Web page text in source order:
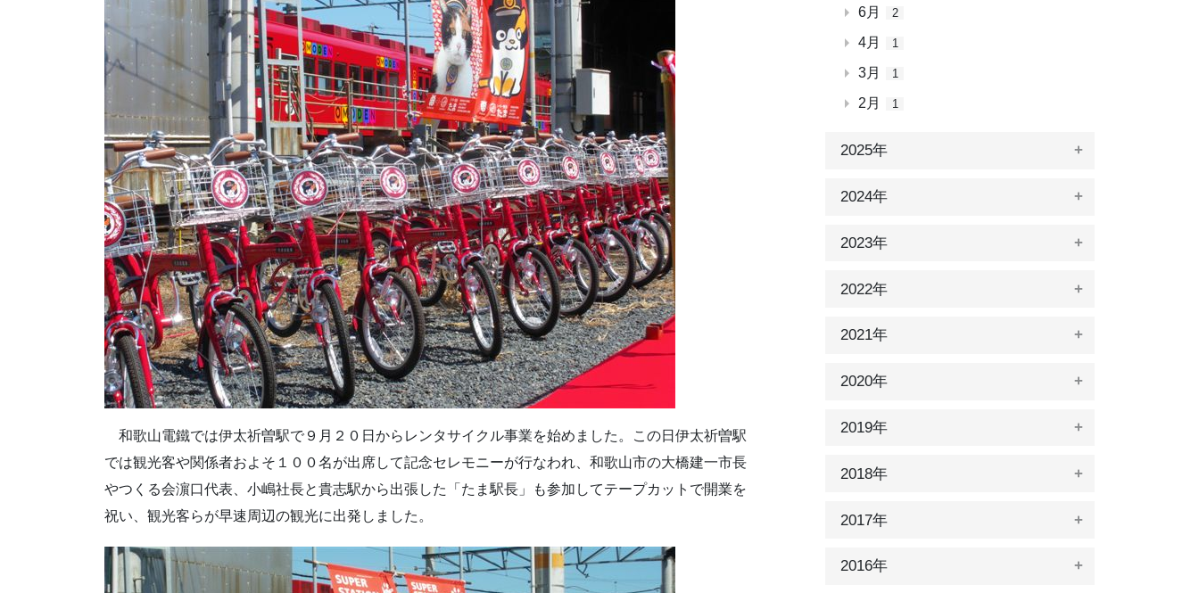
和歌山電鐵では伊太祈曽駅で９月２０日からレンタサイクル事業を始めました。この日伊太祈曽駅
では観光客や関係者およそ１００名が出席して記念セレモニーが行なわれ、和歌山市の大橋建一市長
やつくる会濵口代表、小嶋社長と貴志駅から出張した「たま駅長」も参加してテープカットで開業を
祝い、観光客らが早速周辺の観光に出発しました。
6月 2
4月 1
3月 1
2月 1
2025年
2024年
2023年
2022年
2021年
2020年
2019年
2018年
2017年
2016年